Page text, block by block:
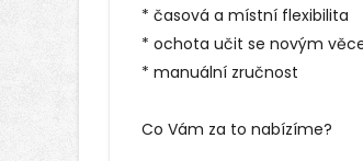
* časová a místní flexibilita
* ochota učit se novým
* manuální zručnost
Co Vám za to nabízíme?